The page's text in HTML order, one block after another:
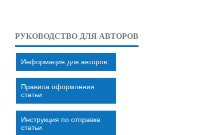
РУКОВОДСТВО ДЛЯ АВТОРОВ
Информация для авторов
Правила оформления
статьи
Инструкция по отправке
статьи